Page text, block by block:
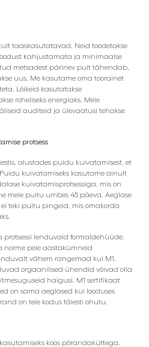
taaskasutatavad. Neid toodetakse
kahjustamata ja minimaalse
metsadest pärinev puit tähendab,
uus. Me kasutame oma toorainet
Lõikeid kasutatakse
roheliseks energiaks. Meie
auditeid ja ülevaatusi tehakse
protsess
alustades puidu kuivatamisest, et
kuivatamiseks kasutame ainult
kuivatamisprotsessiga, mis on
meie puitu umbes 45 päeva. Aeglase
teki puitu pingeid, mis omakorda
protsessi lenduvaid formaldehüüde.
norme pole aastakümneid
vähem rangemad kui M1.
orgaanilised ühendid võivad olla
haigusi. M1 sertifikaat
on sama aeglased kui looduses
on teie kodus täiesti ohutu.
koos põrandaküttega.